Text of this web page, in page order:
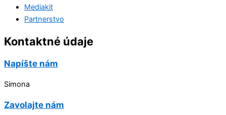
Mediakit
Partnerstvo
Kontaktné údaje
Napíšte nám
Simona
Zavolajte nám